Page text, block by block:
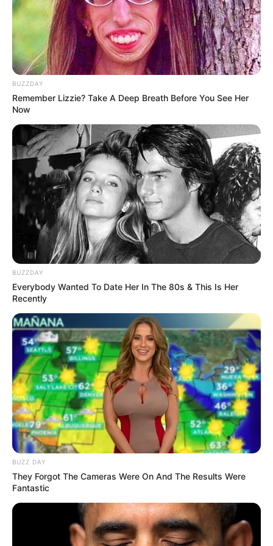
dari dimensi lain. Serangan yang menyebabkan kekacauan
dimana-mana ini ternyata dilakukan oleh organisasi Elementals.
BUZZDAY
Remember Lizzie? Take A Deep Breath Before You See Her
Now
BUZZDAY
Everybody Wanted To Date Her In The 80s & This Is Her
Recently
BUZZ DAY
They Forgot The Cameras Were On And The Results Were
Fantastic